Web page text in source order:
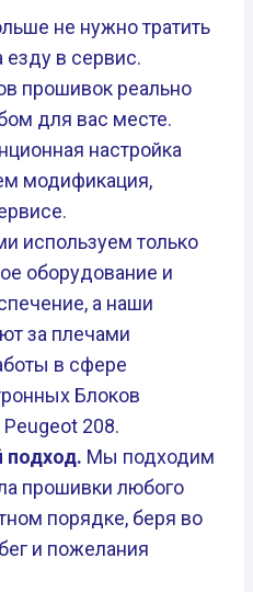
не нужно тратить
езду в сервис.
прошивок реально
для вас месте.
настройка
модификация,
используем только
оборудование и
а наши
за плечами
в сфере
Блоков
208.
подход. Мы подходим
прошивки любого
порядке, беря во
и пожелания